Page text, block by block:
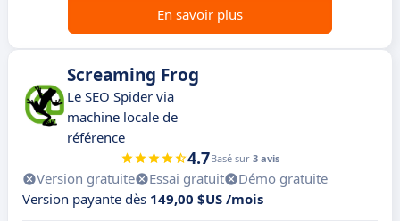
En savoir plus
Screaming Frog
Le SEO Spider via
machine locale de
référence
4.7Basé sur 3 avis
Version gratuite Essai gratuit
Démo gratuite
Version payante dès 149,00 $US /mois